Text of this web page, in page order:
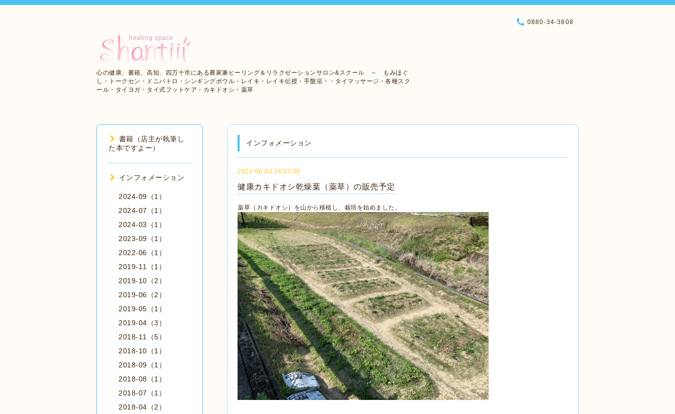
心の健康、書籍、高知、四万十市にある農家兼ヒーリング＆リラクゼーションサロン&スクール ～ もみほぐ
し・トークセン・ドニパトロ・シンギングボウル・レイキ・レイキ伝授・手盤浴・・タイマッサージ・各種スク
ール・タイヨガ・タイ式フットケア・カキドオシ・薬草
0880-34-3808
インフォメーション
2022-06-03 14:35:00
健康カキドオシ乾燥葉（薬草）の販売予定
薬草（カキドオシ）を山から移植し、栽培を始めました。
書籍（店主が執筆し
た本ですよー）
インフォメーション
2024-09（1）
2024-07（1）
2024-03（1）
2023-09（1）
2022-06（1）
2019-11（1）
2019-10（2）
2019-06（2）
2019-05（1）
2019-04（3）
2018-11（5）
2018-10（1）
2018-09（1）
2018-08（1）
2018-07（1）
2018-04（2）